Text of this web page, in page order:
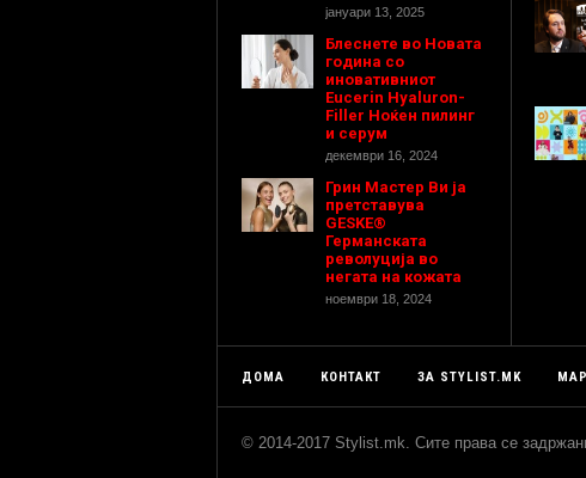
јануари 13, 2025
Блеснете во Новата
година со
иновативниот
Eucerin Hyaluron-
Filler Ноќен пилинг
и серум
декември 16, 2024
Грин Мастер Ви ја
претставува
GESKE®
Германската
револуција во
негата на кожата
ноември 18, 2024
ДОМА КОНТАКТ ЗА STYLIST.MK
© 2014-2017 Stylist.mk. Сите права се